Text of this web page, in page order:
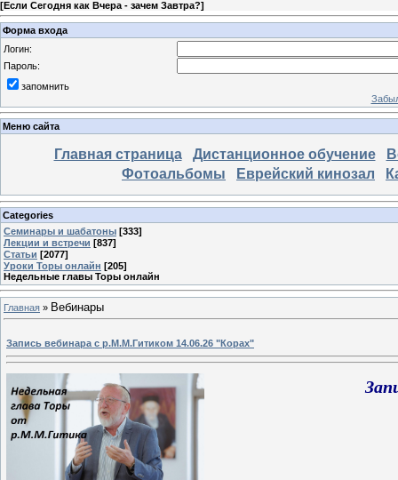
[Если Сегодня как Вчера - зачем Завтра?]
Форма входа
Логин:
Пароль:
запомнить
Меню сайта
Главная страница Дистанционное обучение
Фотоальбомы
Еврейский кинозал
Categories
Семинары и шабатоны [333]
Лекции и встречи [837]
Статьи [2077]
Уроки Торы онлайн [205]
Недельные главы Торы онлайн
Главная » Вебинары
Запись вебинара с р.М.М.Гитиком 14.06.26 "Корах"